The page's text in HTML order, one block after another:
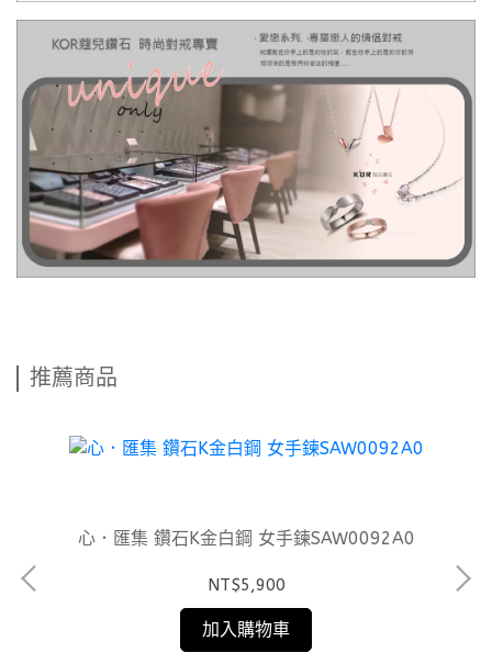
推薦商品
心．匯集 鑽石K金白鋼 女手鍊SAW0092A0
NT$5,900
加入購物車